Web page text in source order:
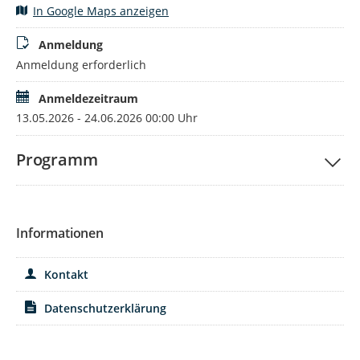
zu gewinnen und Gleichstellung im Landkreis Bautzen
gemeinsam sichtbar zu machen. Ob beruflich engagiert,
ehrenamtlich aktiv oder einfach neugierig,
jede Frau ist herzlich willkommen.
Ich freue mich darauf, gemeinsam mit Ihnen einen
besonderen Sommernachmittag voller Begegnungen zu
Madeleine Lenz
In Google Maps anzeigen
Anmeldung
Anmeldung erforderlich
Anmeldezeitraum
13.05.2026 - 24.06.2026 00:00 Uhr
Programm
Informationen
Kontakt
Datenschutzerklärung